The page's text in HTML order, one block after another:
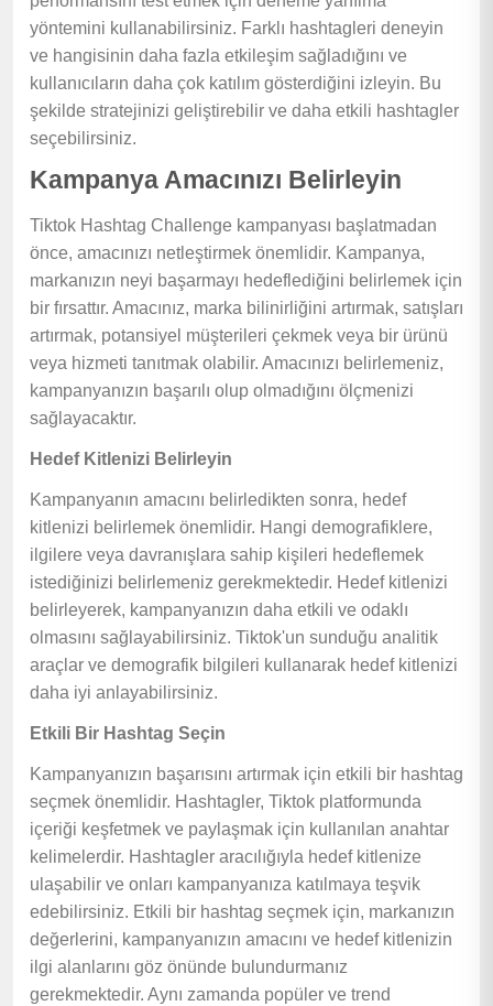
yöntemini kullanabilirsiniz. Farklı hashtagleri deneyin
ve hangisinin daha fazla etkileşim sağladığını ve
kullanıcıların daha çok katılım gösterdiğini izleyin. Bu
şekilde stratejinizi geliştirebilir ve daha etkili hashtagler
seçebilirsiniz.
Kampanya Amacınızı Belirleyin
Tiktok Hashtag Challenge kampanyası başlatmadan
önce, amacınızı netleştirmek önemlidir. Kampanya,
markanızın neyi başarmayı hedeflediğini belirlemek için
bir fırsattır. Amacınız, marka bilinirliğini artırmak, satışları
artırmak, potansiyel müşterileri çekmek veya bir ürünü
veya hizmeti tanıtmak olabilir. Amacınızı belirlemeniz,
kampanyanızın başarılı olup olmadığını ölçmenizi
sağlayacaktır.
Hedef Kitlenizi Belirleyin
Kampanyanın amacını belirledikten sonra, hedef
kitlenizi belirlemek önemlidir. Hangi demografiklere,
ilgilere veya davranışlara sahip kişileri hedeflemek
istediğinizi belirlemeniz gerekmektedir. Hedef kitlenizi
belirleyerek, kampanyanızın daha etkili ve odaklı
olmasını sağlayabilirsiniz. Tiktok'un sunduğu analitik
araçlar ve demografik bilgileri kullanarak hedef kitlenizi
daha iyi anlayabilirsiniz.
Etkili Bir Hashtag Seçin
Kampanyanızın başarısını artırmak için etkili bir hashtag
seçmek önemlidir. Hashtagler, Tiktok platformunda
içeriği keşfetmek ve paylaşmak için kullanılan anahtar
kelimelerdir. Hashtagler aracılığıyla hedef kitlenize
ulaşabilir ve onları kampanyanıza katılmaya teşvik
edebilirsiniz. Etkili bir hashtag seçmek için, markanızın
değerlerini, kampanyanızın amacını ve hedef kitlenizin
ilgi alanlarını göz önünde bulundurmanız
gerekmektedir. Aynı zamanda popüler ve trend